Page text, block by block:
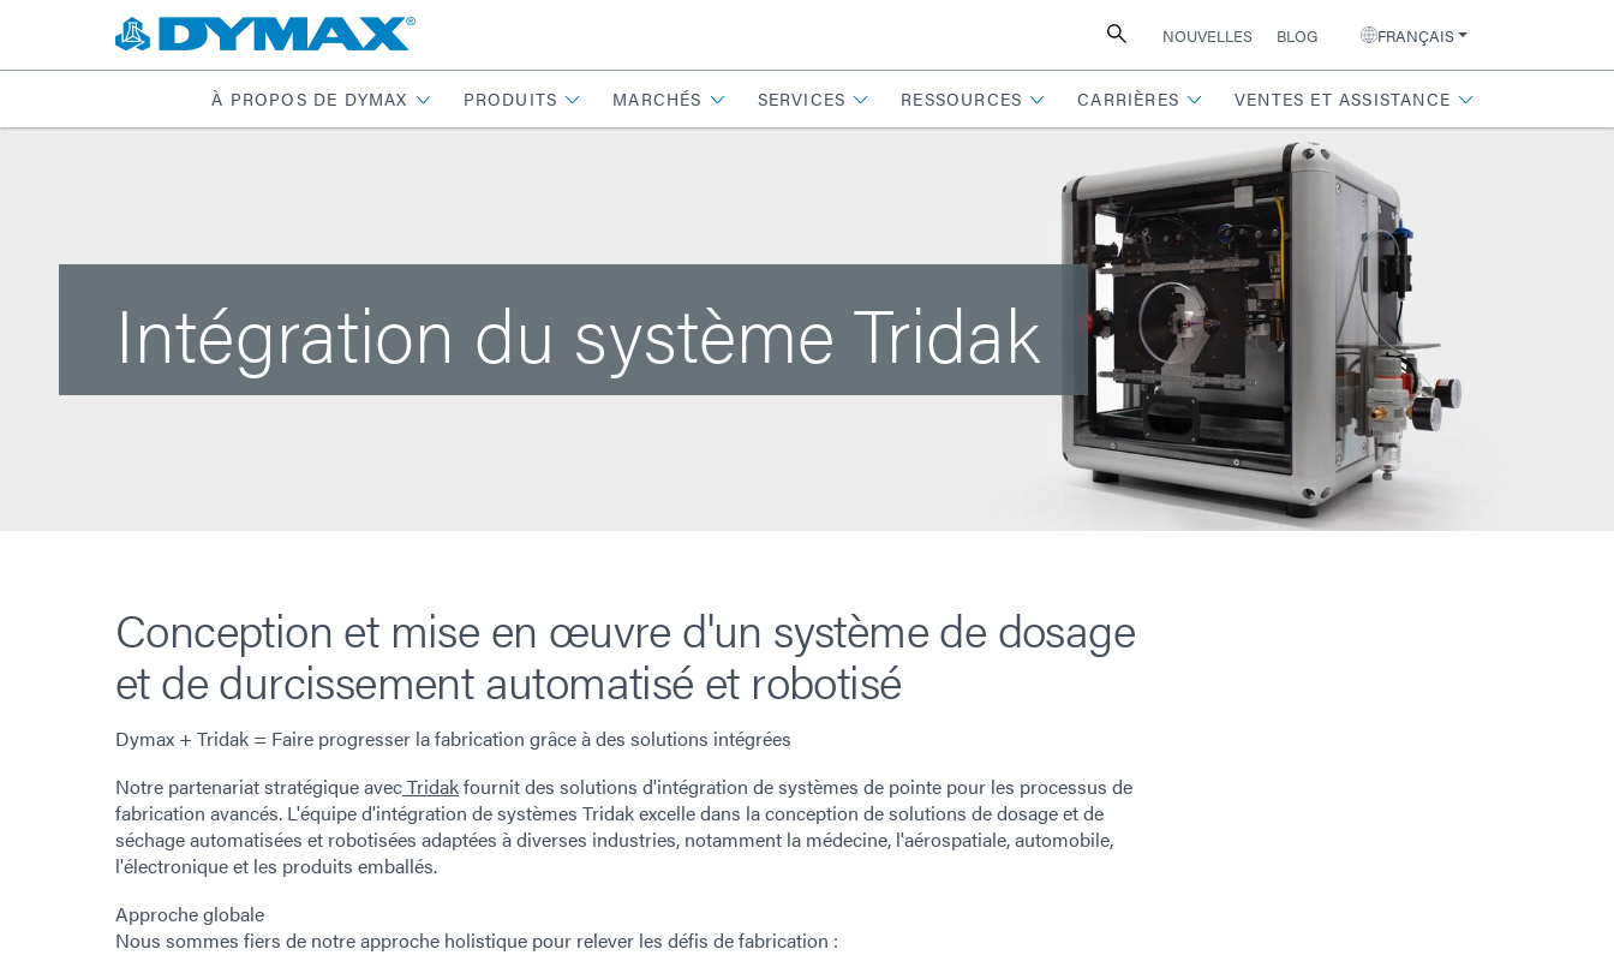
NOUVELLES BLOG FRANÇAIS
À PROPOS DE DYMAX PRODUITS MARCHÉS SERVICES RESSOURCES CARRIÈRES VENTES ET ASSISTANCE
Intégration du système Tridak
Conception et mise en œuvre d'un système de dosage
et de durcissement automatisé et robotisé
Dymax + Tridak = Faire progresser la fabrication grâce à des solutions intégrées
Notre partenariat stratégique avecTridakfournit des solutions d'intégration de systèmes de pointe pour les processus de
fabrication avancés. L'équipe d'intégration de systèmes Tridak excelle dans la conception de solutions de dosage et de
séchage automatisées et robotisées adaptées à diverses industries, notamment la médecine, l'aérospatiale, automobile,
l'électronique et les produits emballés.
Approche globale
Nous sommes fiers de notre approche holistique pour relever les défis de fabrication :